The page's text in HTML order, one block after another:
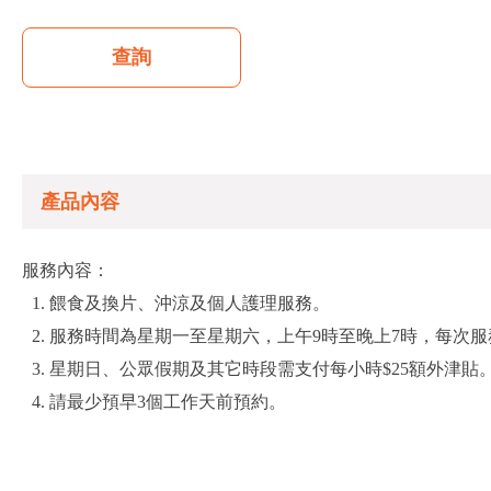
查詢
產品內容
服務內容：
餵食及換片、沖涼及個人護理服務。
服務時間為星期一至星期六，上午9時至晚上7時，每次服
星期日、公眾假期及其它時段需支付每小時$25額外津貼。
請最少預早3個工作天前預約。